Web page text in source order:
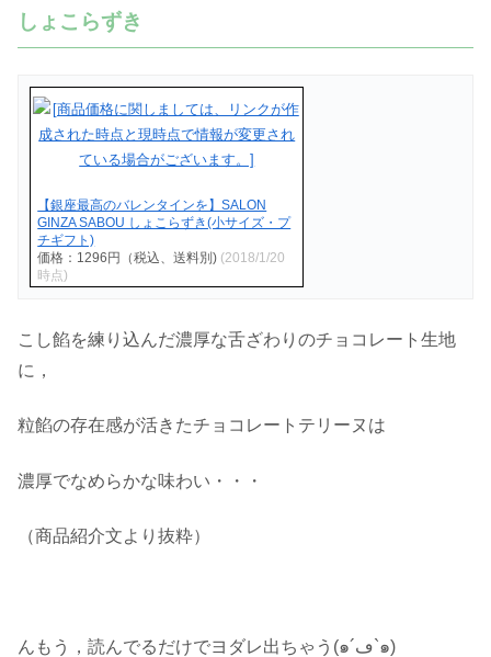
しょこらずき
【銀座最高のバレンタインを】SALON
GINZA SABOU しょこらずき(小サイズ・プ
チギフト)
価格：1296円（税込、送料別) (2018/1/20
時点)
こし餡を練り込んだ濃厚な舌ざわりのチョコレート生地
に，
粒餡の存在感が活きたチョコレートテリーヌは
濃厚でなめらかな味わい・・・
（商品紹介文より抜粋）
んもう，読んでるだけでヨダレ出ちゃう(๑´ڡ`๑)